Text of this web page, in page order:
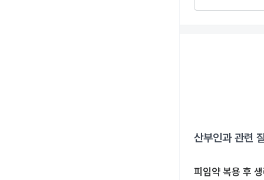
산부인과관련
피임약 복용 후